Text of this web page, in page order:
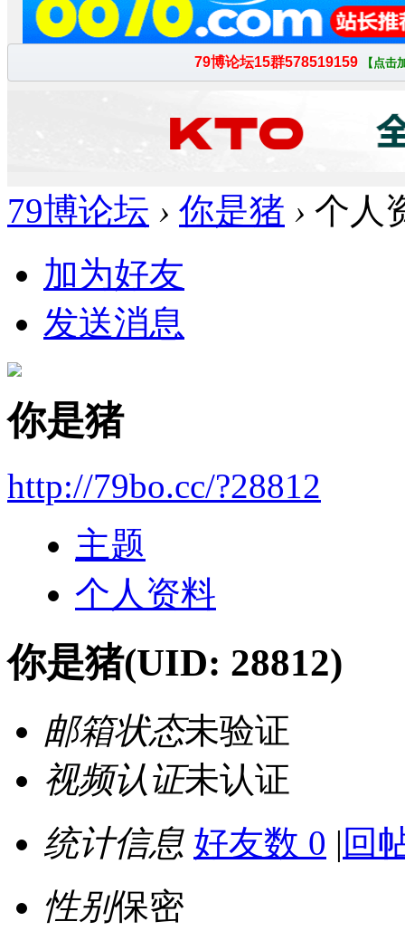
79博论坛 › 你是猪 › 个人
加为好友
发送消息
你是猪
http://79bo.cc/?28812
主题
个人资料
你是猪(UID: 28812)
邮箱状态未验证
视频认证未认证
统计信息 好友数 0 | 回
性别保密